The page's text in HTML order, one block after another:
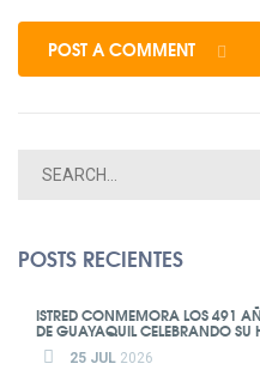
POST A COMMENT
POSTS RECIENTES
ISTRED CONMEMORA LOS 491
DE GUAYAQUIL CELEBRANDO SU
25 JUL 2026